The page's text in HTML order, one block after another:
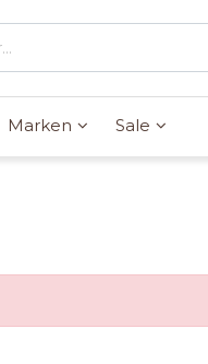
Marken Sale